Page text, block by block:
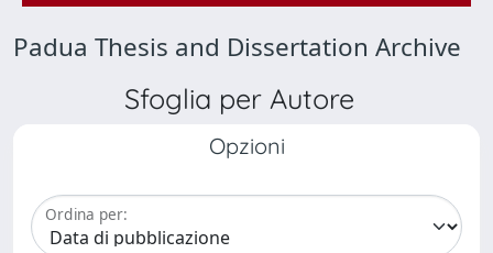
Padua Thesis and Dissertation Archive
Sfoglia per Autore
Opzioni
Ordina per: